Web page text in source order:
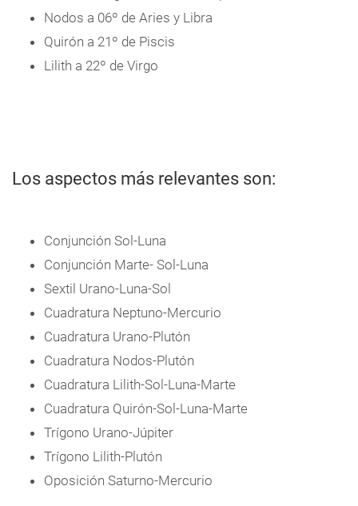
Nodos a 06º de Aries y Libra
Quirón a 21º de Piscis
Lilith a 22º de Virgo
Los aspectos más relevantes son:
Conjunción Sol-Luna
Conjunción Marte- Sol-Luna
Sextil Urano-Luna-Sol
Cuadratura Neptuno-Mercurio
Cuadratura Urano-Plutón
Cuadratura Nodos-Plutón
Cuadratura Lilith-Sol-Luna-Marte
Cuadratura Quirón-Sol-Luna-Marte
Trígono Urano-Júpiter
Trígono Lilith-Plutón
Oposición Saturno-Mercurio